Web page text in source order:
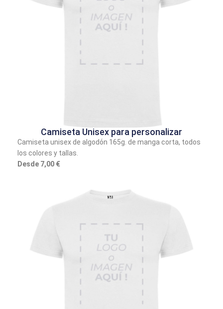
Camiseta Unisex para personalizar
Camiseta unisex de algodón 165g. de manga corta, todos
los colores y tallas.
Desde 7,00 €